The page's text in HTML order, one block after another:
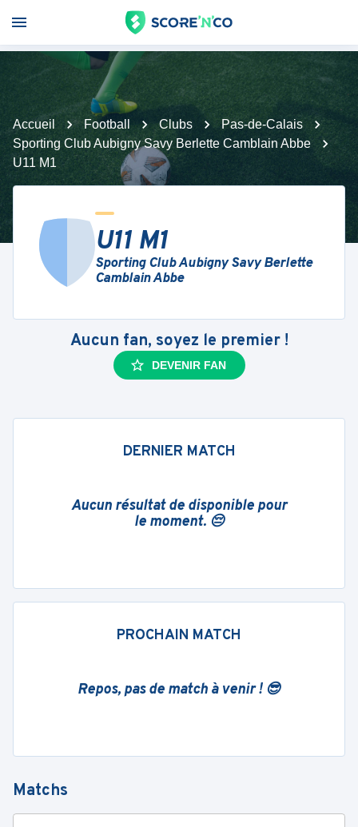
Accueil Football Clubs
Pas-de-Calais
Sporting Club Aubigny Savy Berlette Camblain Abbe
U11 M1
U11 M1
Sporting Club Aubigny Savy Berlette
Camblain Abbe
Aucun fan, soyez le premier !
DEVENIR FAN
DERNIER MATCH
Aucun résultat de disponible pour
le moment. 😔
PROCHAIN MATCH
Repos, pas de match à venir ! 😎
Matchs